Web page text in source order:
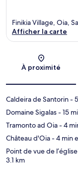
Finikia Village, Oia,
Afficher la carte
À proximité
Caldeira de Santorin-
Domaine Sigalas- 15
Tramonto ad Oia- 4
Château d'Oia- 4 min
Point de vue de
3.1 km